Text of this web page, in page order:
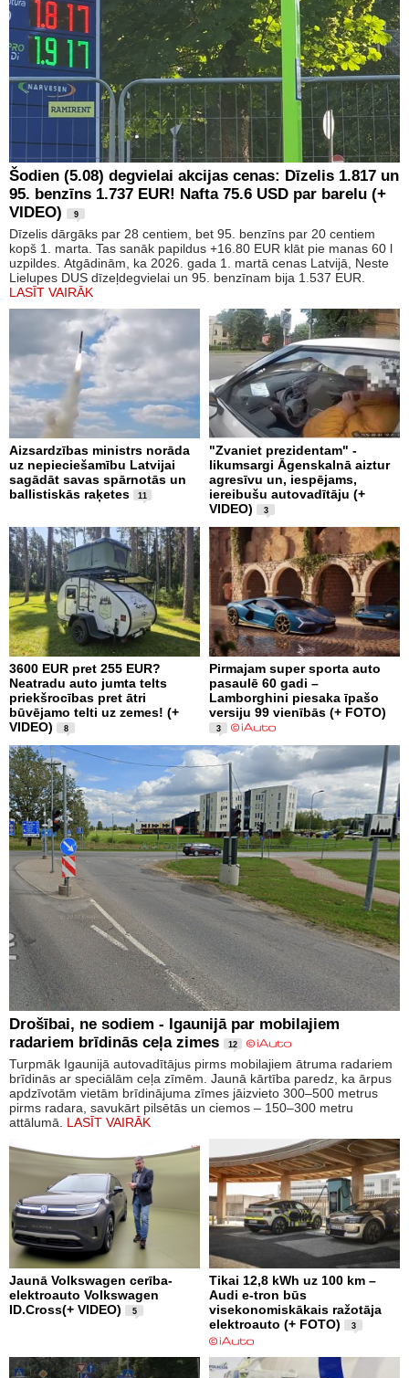
Šodien (5.08) degvielai akcijas cenas: Dīzelis 1.817 un
95. benzīns 1.737 EUR! Nafta 75.6 USD par barelu (+
VIDEO)
9
Dīzelis dārgāks par 28 centiem, bet 95. benzīns par 20 centiem
kopš 1. marta. Tas sanāk papildus +16.80 EUR klāt pie manas 60 l
uzpildes. Atgādinām, ka 2026. gada 1. martā cenas Latvijā, Neste
Lielupes DUS dīzeļdegvielai un 95. benzīnam bija 1.537 EUR.
LASĪT VAIRĀK
Aizsardzības ministrs norāda
uz nepieciešamību Latvijai
sagādāt savas spārnotās un
ballistiskās raķetes
11
"Zvaniet prezidentam" -
likumsargi Āgenskalnā aiztur
agresīvu un, iespējams,
iereibušu autovadītāju (+
VIDEO)
3
3600 EUR pret 255 EUR?
Neatradu auto jumta telts
priekšrocības pret ātri
būvējamo telti uz zemes! (+
VIDEO)
8
Pirmajam super sporta auto
pasaulē 60 gadi –
Lamborghini piesaka īpašo
versiju 99 vienībās (+ FOTO)
3
Drošībai, ne sodiem - Igaunijā par mobilajiem
radariem brīdinās ceļa zimes
12
Turpmāk Igaunijā autovadītājus pirms mobilajiem ātruma radariem
brīdinās ar speciālām ceļa zīmēm. Jaunā kārtība paredz, ka ārpus
apdzīvotām vietām brīdinājuma zīmes jāizvieto 300–500 metrus
pirms radara, savukārt pilsētās un ciemos – 150–300 metru
attālumā. LASĪT VAIRĀK
Jaunā Volkswagen cerība-
elektroauto Volkswagen
ID.Cross(+ VIDEO)
5
Tikai 12,8 kWh uz 100 km –
Audi e-tron būs
visekonomiskākais ražotāja
elektroauto (+ FOTO)
3